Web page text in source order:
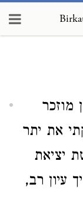
מוזכר
את יתר
יציאת
עיון רב,